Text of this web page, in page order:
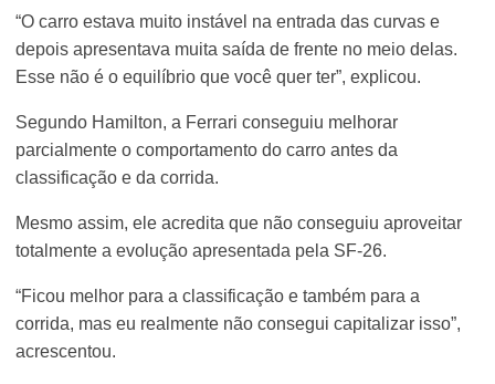
“O carro estava muito instável na entrada das curvas e
depois apresentava muita saída de frente no meio delas.
Esse não é o equilíbrio que você quer ter”, explicou.
Segundo Hamilton, a Ferrari conseguiu melhorar
parcialmente o comportamento do carro antes da
classificação e da corrida.
Mesmo assim, ele acredita que não conseguiu aproveitar
totalmente a evolução apresentada pela SF-26.
“Ficou melhor para a classificação e também para a
corrida, mas eu realmente não consegui capitalizar isso”,
acrescentou.